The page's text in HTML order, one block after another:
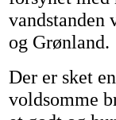
vandstanden
og Grønland.
Der er sket
voldsomme